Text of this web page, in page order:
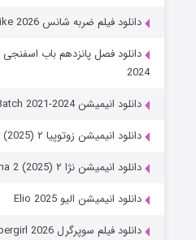
دانلود فیلم ضربه شانس Lucky Strike 2026
2024
دانلود انیمیشن Star Wars: The Bad Batch 2021-2024
دانلود انیمیشن زوتوپیا ۲ Zootopia 2 (2025)
دانلود انیمیشن نژا ۲ Ne Zha 2 (2025)
دانلود انیمیشن الیو Elio 2025
دانلود فیلم سوپرگرل Supergirl 2026